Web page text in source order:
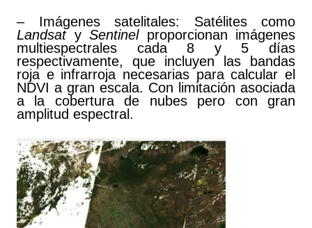
– Imágenes satelitales: Satélites como
Landsaty Sentinelproporcionan imágenes
multiespectrales cada 8 y 5 días
respectivamente, que incluyen las bandas
roja e infrarroja necesarias para calcular el
NDVI a gran escala. Con limitación asociada
a la cobertura de nubes pero con gran
amplitud espectral.